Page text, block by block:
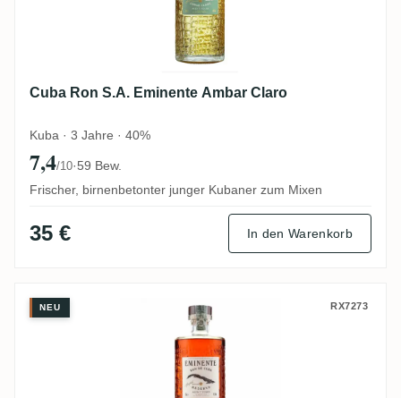
Cuba Ron S.A. Eminente Ambar Claro
Kuba · 3 Jahre · 40%
7,4/10·59 Bew.
Frischer, birnenbetonter junger Kubaner zum Mixen
35 € In den Warenkorb
Cuba Ron S.A. Eminente Reserva 7 ans
NEU RX7273